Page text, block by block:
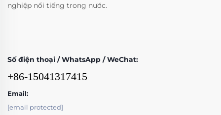
nghiệp nổi tiếng trong nước.
Số điện thoại / WhatsApp / WeChat:
+86-15041317415
Email:
[email protected]